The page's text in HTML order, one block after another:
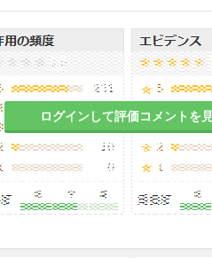
単位を週1回、筋肉内に注
意
異常が起こることがあるので
ン、AT-III、プロテインC等の検
・腎機能検査等）を行うなど患
ログインして評価コメントを